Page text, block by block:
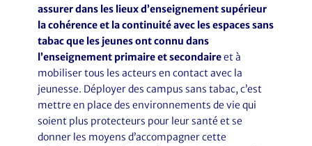
assurer dans les lieux d’enseignement supérieur
la cohérence et la continuité avec les espaces sans
tabac que les jeunes ont connu dans
l’enseignement primaire et secondaireet à
mobiliser tous les acteurs en contact avec la
jeunesse. Déployer des campus sans tabac, c’est
mettre en place des environnements de vie qui
soient plus protecteurs pour leur santé et se
donner les moyens d’accompagner cette